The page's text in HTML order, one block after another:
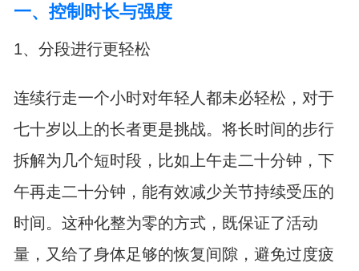
一、控制时长与强度
1、分段进行更轻松
连续行走一个小时对年轻人都未必轻松，对于
七十岁以上的长者更是挑战。将长时间的步行
拆解为几个短时段，比如上午走二十分钟，下
午再走二十分钟，能有效减少关节持续受压的
时间。这种化整为零的方式，既保证了活动
量，又给了身体足够的恢复间隙，避免过度疲